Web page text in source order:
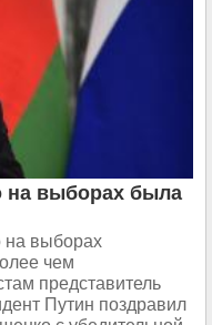
на выборах была
на выборах
чем
представитель
Путин поздравил